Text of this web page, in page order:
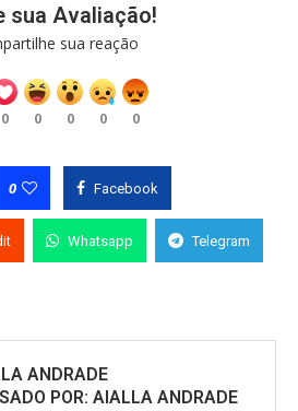
sua Avaliação!
sua reação
0 0 0 0 0
0 Facebook
Whatsapp Telegram
ANDRADE
POR: AIALLA ANDRADE